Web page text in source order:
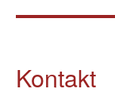
Kontakt